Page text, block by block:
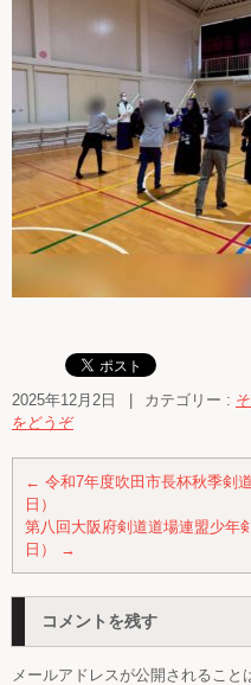
2025年12月2日 カテゴリー :
をどうぞ
← 令和7年度吹田市長杯秋季剣
日）
第八回大阪府剣道道場連盟少年
日）
→
コメントを残す
メールアドレスが公開されること